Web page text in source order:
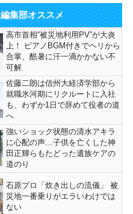
編集部オススメ
高市首相“被災地利用PV”が大炎
上！ ピアノBGM付きでヘリから
合掌、酷暑に汗一滴かかない不
可解
佐藤二朗は信州大経済学部から
就職氷河期にリクルートに入社
も、わずか1日で辞めて役者の道
へ
強いショック状態の清水アキラ
に心配の声…子供を亡くした神
田正輝らもたどった遺族ケアの
道のり
石原プロ「炊き出しの流儀」 被
災地一番乗りがエラいわけでは
ない